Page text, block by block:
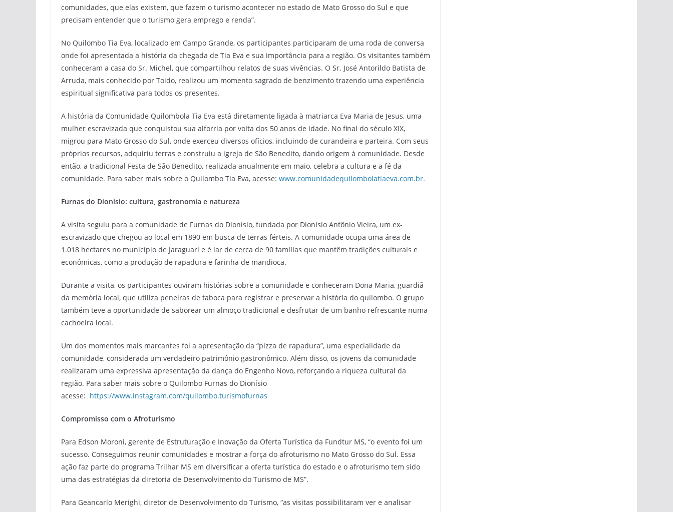
comunidades, que elas existem, que fazem o turismo acontecer no estado de Mato Grosso do Sul e que
precisam entender que o turismo gera emprego e renda”.
No Quilombo Tia Eva, localizado em Campo Grande, os participantes participaram de uma roda de conversa
onde foi apresentada a história da chegada de Tia Eva e sua importância para a região. Os visitantes também
conheceram a casa do Sr. Michel, que compartilhou relatos de suas vivências. O Sr. José Antorildo Batista de
Arruda, mais conhecido por Toido, realizou um momento sagrado de benzimento trazendo uma experiência
espiritual significativa para todos os presentes.
A história da Comunidade Quilombola Tia Eva está diretamente ligada à matriarca Eva Maria de Jesus, uma
mulher escravizada que conquistou sua alforria por volta dos 50 anos de idade. No final do século XIX,
migrou para Mato Grosso do Sul, onde exerceu diversos ofícios, incluindo de curandeira e parteira. Com seus
próprios recursos, adquiriu terras e construiu a igreja de São Benedito, dando origem à comunidade. Desde
então, a tradicional Festa de São Benedito, realizada anualmente em maio, celebra a cultura e a fé da
comunidade. Para saber mais sobre o Quilombo Tia Eva, acesse: www.comunidadequilombolatiaeva.com.br.
Furnas do Dionísio: cultura, gastronomia e natureza
A visita seguiu para a comunidade de Furnas do Dionísio, fundada por Dionísio Antônio Vieira, um ex-
escravizado que chegou ao local em 1890 em busca de terras férteis. A comunidade ocupa uma área de
1.018 hectares no município de Jaraguari e é lar de cerca de 90 famílias que mantêm tradições culturais e
econômicas, como a produção de rapadura e farinha de mandioca.
Durante a visita, os participantes ouviram histórias sobre a comunidade e conheceram Dona Maria, guardiã
da memória local, que utiliza peneiras de taboca para registrar e preservar a história do quilombo. O grupo
também teve a oportunidade de saborear um almoço tradicional e desfrutar de um banho refrescante numa
cachoeira local.
Um dos momentos mais marcantes foi a apresentação da “pizza de rapadura”, uma especialidade da
comunidade, considerada um verdadeiro patrimônio gastronômico. Além disso, os jovens da comunidade
realizaram uma expressiva apresentação da dança do Engenho Novo, reforçando a riqueza cultural da
região. Para saber mais sobre o Quilombo Furnas do Dionísio
acesse: https://www.instagram.com/quilombo.turismofurnas
Compromisso com o Afroturismo
Para Edson Moroni, gerente de Estruturação e Inovação da Oferta Turística da Fundtur MS, “o evento foi um
sucesso. Conseguimos reunir comunidades e mostrar a força do afroturismo no Mato Grosso do Sul. Essa
ação faz parte do programa Trilhar MS em diversificar a oferta turística do estado e o afroturismo tem sido
uma das estratégias da diretoria de Desenvolvimento do Turismo de MS”.
Para Geancarlo Merighi, diretor de Desenvolvimento do Turismo, “as visitas possibilitaram ver e analisar